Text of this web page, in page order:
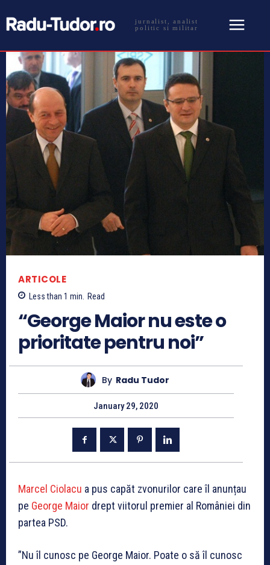
jurnalist, analist
politic si militar
ARTICOLE
Less than 1 min. Read
“George Maior nu este o
prioritate pentru noi”
By Radu Tudor
January 29, 2020
Marcel Ciolacu a pus capăt zvonurilor care îl anunțau
pe George Maior drept viitorul premier al României din
partea PSD.
”Nu îl cunosc pe George Maior. Poate o să îl cunosc